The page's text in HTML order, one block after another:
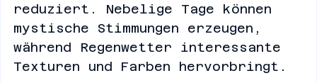
Licht, das harte Schatten
reduziert. Nebelige Tage können
mystische Stimmungen erzeugen,
während Regenwetter interessante